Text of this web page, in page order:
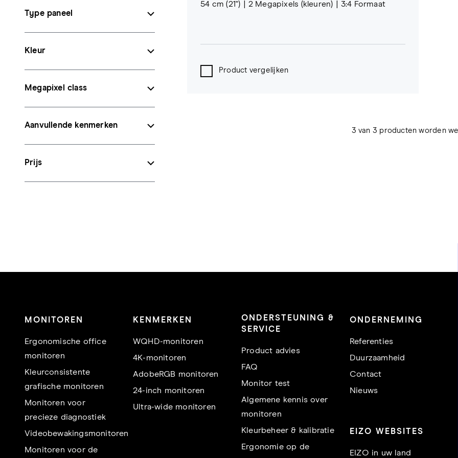
Type paneel
Kleur
Megapixel class
Aanvullende kenmerken
Prijs
54 cm (21") 2 Megapixels (kleuren) 3:4 Formaat
Product vergelijken
3 van 3 producten worden
MONITOREN
Ergonomische office
monitoren
Kleurconsistente
grafische monitoren
Monitoren voor
precieze diagnostiek
Videobewakingsmonitoren
Monitoren voor de
KENMERKEN
WQHD-monitoren
4K-monitoren
AdobeRGB monitoren
24-inch monitoren
Ultra-wide monitoren
ONDERSTEUNING &
SERVICE
Product advies
FAQ
Monitor test
Algemene kennis over
monitoren
Kleurbeheer & kalibratie
Ergonomie op de
ONDERNEMING
Referenties
Duurzaamheid
Contact
Nieuws
EIZO WEBSITES
EIZO in uw land